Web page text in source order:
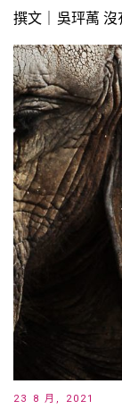
撰文｜吳玶萭
23 8 月, 2021